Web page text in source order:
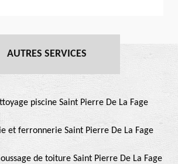
AUTRES SERVICES
piscine Saint Pierre De La Fage
et ferronnerie Saint Pierre De La Fage
de toiture Saint Pierre De La Fage